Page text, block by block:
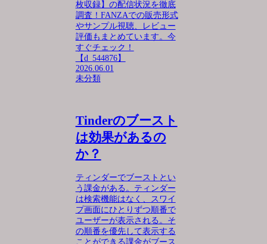
枚収録】の配信状況を徹底
調査！FANZAでの販売形式
やサンプル視聴、レビュー
評価もまとめています。今
すぐチェック！
【d_544876】
2026.06.01
未分類
Tinderのブースト
は効果があるの
か？
ティンダーでブーストとい
う課金がある。ティンダー
は検索機能はなく、スワイ
プ画面にひとりずつ順番で
ユーザーが表示される。そ
の順番を優先して表示する
ことができる課金がブース